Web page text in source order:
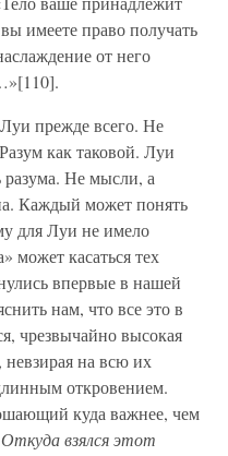
имеете право получать
от него
прежде всего. Не
как таковой. Луи
Не мысли, а
Каждый может понять
для Луи не имело
может касаться тех
впервые в нашей
нам, что все это в
чрезвычайно высокая
на всю их
откровением.
куда важнее, чем
взялся этот